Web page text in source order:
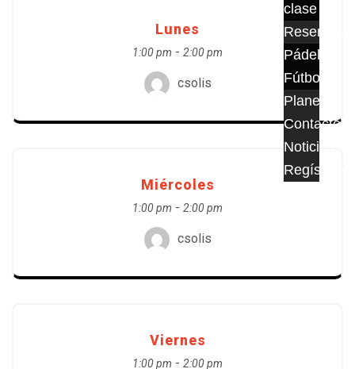
clase
Reservas
Pádel
Fútbol
Planes
Contacto
Noticias
Regístrate
Lunes
1:00 pm - 2:00 pm
csolis
Miércoles
1:00 pm - 2:00 pm
csolis
Viernes
1:00 pm - 2:00 pm